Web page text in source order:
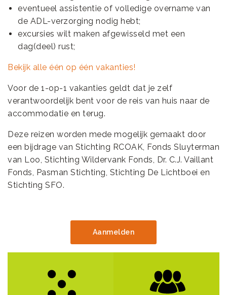
eventueel assistentie of volledige overname van
de ADL-verzorging nodig hebt;
excursies wilt maken afgewisseld met een
dag(deel) rust;
Bekijk alle één op één vakanties!
Voor de 1-op-1 vakanties geldt dat je zelf
verantwoordelijk bent voor de reis van huis naar de
accommodatie en terug.
Deze reizen worden mede mogelijk gemaakt door
een bijdrage van Stichting RCOAK, Fonds Sluyterman
van Loo, Stichting Wildervank Fonds, Dr. C.J. Vaillant
Fonds, Pasman Stichting, Stichting De Lichtboei en
Stichting SFO.
Aanmelden